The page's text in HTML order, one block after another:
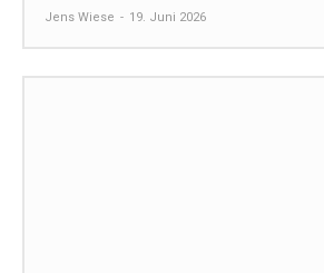
Jens Wiese - 19. Juni 2026